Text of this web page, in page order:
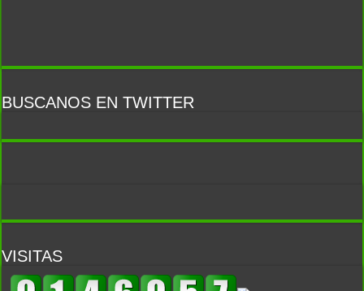
BUSCANOS EN TWITTER
VISITAS